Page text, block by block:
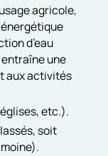
agricole,
d’eau
une
aux activités
etc.).
soit